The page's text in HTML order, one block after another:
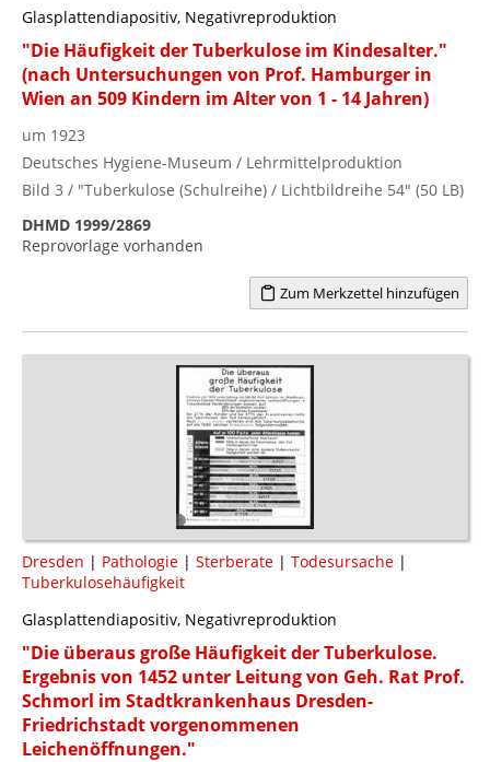
Glasplattendiapositiv, Negativreproduktion
"Die Häufigkeit der Tuberkulose im Kindesalter."
(nach Untersuchungen von Prof. Hamburger in
Wien an 509 Kindern im Alter von 1 - 14 Jahren)
um 1923
Deutsches Hygiene-Museum / Lehrmittelproduktion
Bild 3 / "Tuberkulose (Schulreihe) / Lichtbildreihe 54" (50 LB)
DHMD 1999/2869
Reprovorlage vorhanden
Zum Merkzettel hinzufügen
Dresden | Pathologie | Sterberate | Todesursache |
Tuberkulosehäufigkeit
Glasplattendiapositiv, Negativreproduktion
"Die überaus große Häufigkeit der Tuberkulose.
Ergebnis von 1452 unter Leitung von Geh. Rat Prof.
Schmorl im Stadtkrankenhaus Dresden-
Friedrichstadt vorgenommenen
Leichenöffnungen."